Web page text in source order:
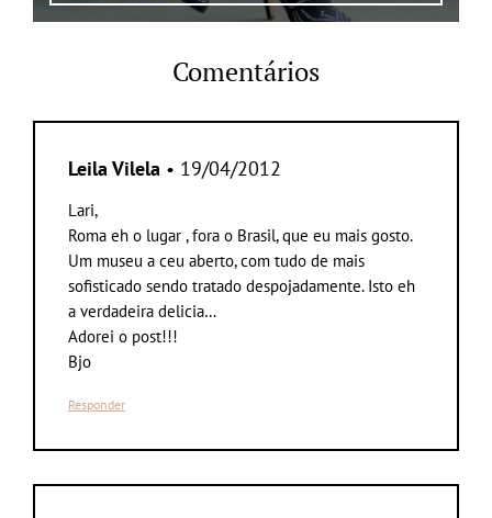
Comentários
Leila Vilela • 19/04/2012
Lari,
Roma eh o lugar , fora o Brasil, que eu mais gosto.
Um museu a ceu aberto, com tudo de mais
sofisticado sendo tratado despojadamente. Isto eh
a verdadeira delicia…
Adorei o post!!!
Bjo
Responder